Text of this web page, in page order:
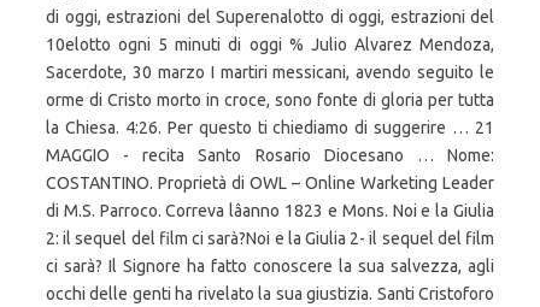
di oggi, estrazioni del Superenalotto di oggi, estrazioni del
10elotto ogni 5 minuti di oggi % Julio Alvarez Mendoza,
Sacerdote, 30 marzo I martiri messicani, avendo seguito le
orme di Cristo morto in croce, sono fonte di gloria per tutta
la Chiesa. 4:26. Per questo ti chiediamo di suggerire … 21
MAGGIO - recita Santo Rosario Diocesano … Nome:
COSTANTINO. Proprietà di OWL – Online Warketing Leader
di M.S. Parroco. Correva lâanno 1823 e Mons. Noi e la Giulia
2: il sequel del film ci sarà?Noi e la Giulia 2- il sequel del film
ci sarà? Il Signore ha fatto conoscere la sua salvezza, agli
occhi delle genti ha rivelato la sua giustizia. Santi Cristoforo